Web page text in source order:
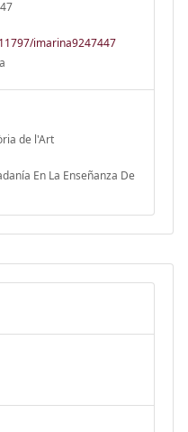
imarina9247447
de l'Art
En La Enseñanza De